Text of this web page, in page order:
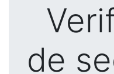
de